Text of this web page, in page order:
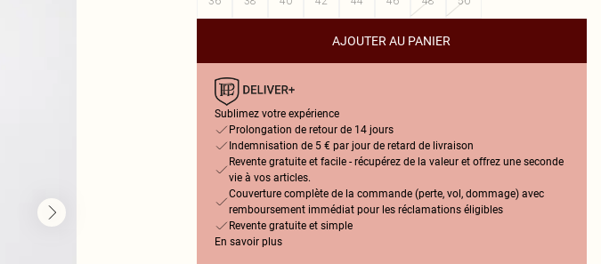
AJOUTER AU PANIER
Sublimez votre expérience
Prolongation de retour de 14 jours
Indemnisation de 5 € par jour de retard de livraison
Revente gratuite et facile - récupérez de la valeur et offrez une seconde
vie à vos articles.
Couverture complète de la commande (perte, vol, dommage) avec
remboursement immédiat pour les réclamations éligibles
Revente gratuite et simple
En savoir plus